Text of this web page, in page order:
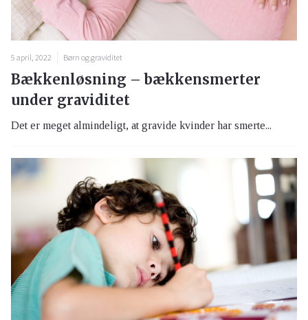
5 april, 2022 Børn og graviditet
Bækkenløsning – bækkensmerter
under graviditet
Det er meget almindeligt, at gravide kvinder har smerte...